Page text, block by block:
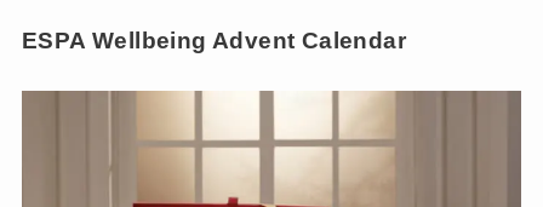
ESPA Wellbeing Advent Calendar